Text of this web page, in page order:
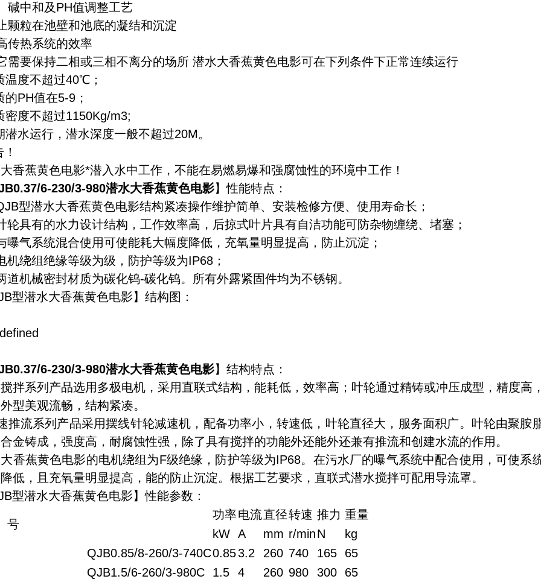
碱中和及PH值调整工艺
颗粒在池壁和池底的凝结和沉淀
传热系统的效率
需要保持二相或三相不离分的场所 潜水大香蕉黄色电影可在下列条件下正常连续运行
温度不超过40℃；
的PH值在5-9；
密度不超过1150Kg/m3;
潜水运行，潜水深度一般不超过20M。
香蕉黄色电影*潜入水中工作，不能在易燃易爆和强腐蚀性的环境中工作！
6-230/3-980潜水大香蕉黄色电影】性能特点：
型潜水大香蕉黄色电影结构紧凑操作维护简单、安装检修方便、使用寿命长；
轮具有的水力设计结构，工作效率高，后掠式叶片具有自洁功能可防杂物缠绕、堵塞；
曝气系统混合使用可使能耗大幅度降低，充氧量明显提高，防止沉淀；
机绕组绝缘等级为级，防护等级为IP68；
道机械密封材质为碳化钨-碳化钨。所有外露紧固件均为不锈钢。
型潜水大香蕉黄色电影】结构图：
6-230/3-980潜水大香蕉黄色电影】结构特点：
拌系列产品选用多极电机，采用直联式结构，能耗低，效率高；叶轮通过精铸或冲压成型，精度高
型美观流畅，结构紧凑。
流系列产品采用摆线针轮减速机，配备功率小，转速低，叶轮直径大，服务面积广。叶轮由聚胺
金铸成，强度高，耐腐蚀性强，除了具有搅拌的功能外还能外还兼有推流和创建水流的作用。
香蕉黄色电影的电机绕组为F级绝缘，防护等级为IP68。在污水厂的曝气系统中配合使用，可使系
低，且充氧量明显提高，能的防止沉淀。根据工艺要求，直联式潜水搅拌可配用导流罩。
型潜水大香蕉黄色电影】性能参数：
功率电流直径转速 推力 重量
kW A mm r/minN kg
QJB0.85/8-260/3-740C0.853.2 260 740 165
65
QJB1.5/6-260/3-980C
1.5 4 260 980 300
65